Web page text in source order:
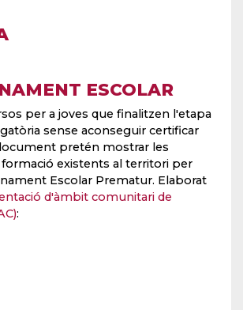
ESCOLAR
per a joves que finalitzen l'etapa
sense aconseguir certificar
pretén mostrar les
existents al territori per
Escolar Prematur. Elaborat
d'àmbit comunitari de
: